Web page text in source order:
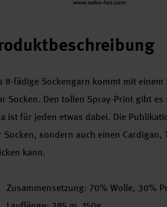
8-fädige Sockengarn kommt mit
Socken. Den tollen Spray-Print gibt
ist für jeden etwas dabei. Die
Socken, sondern auch einen
kann.
Zusammensetzung: 70% Wolle, 30%